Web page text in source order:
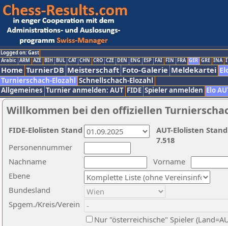
Logged on: Gast
Arabic ARM AZE BIH BUL CAT CHN CRO CZE DEN ENG ESP FAI FIN FRA GER GRE INA
Home TurnierDB Meisterschaft Foto-Galerie Meldekartei
Turnierschach-Elozahl Schnellschach-Elozahl
Allgemeines Turnier anmelden: AUT FIDE Spieler anmelden Elo
Willkommen bei den offiziellen
Nachname
Vorname
Ebene
Personennummer
Bundesland
Spgem./Kreis/Verein
Nur "österreichische" Spieler
AUT-Elolisten
7.518
FIDE-Elolisten Stand